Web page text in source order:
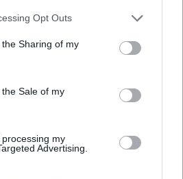
app uses one or more Google
usage behaviour. You may click to
Google and its third-party tags to
purposes in below Google
Opt Outs
Sharing of my
Sale of my
my
Advertising.